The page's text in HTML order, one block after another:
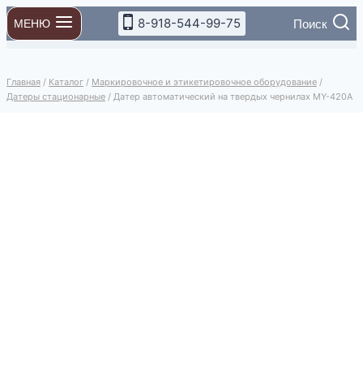
Перейти
к
содержимому
МЕНЮ 8-918-544-99-75 Поиск
Главная / Каталог / Маркировочное и этикетировочное оборудование /
Датеры стационарные / Датер автоматический на твердых чернилах MY-420A